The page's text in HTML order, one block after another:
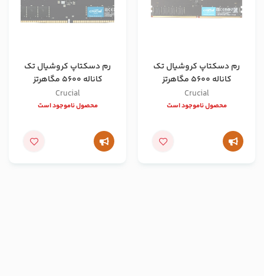
رم دسکتاپ کروشیال تک
کاناله 5600 مگاهرتز
ظرفیت 32 گیگابایتCrucial
محصول ناموجود است
رم دسکتاپ کروشیال تک
کاناله 5600 مگاهرتز
ظرفیت 16 گیگابایتCrucial
محصول ناموجود است